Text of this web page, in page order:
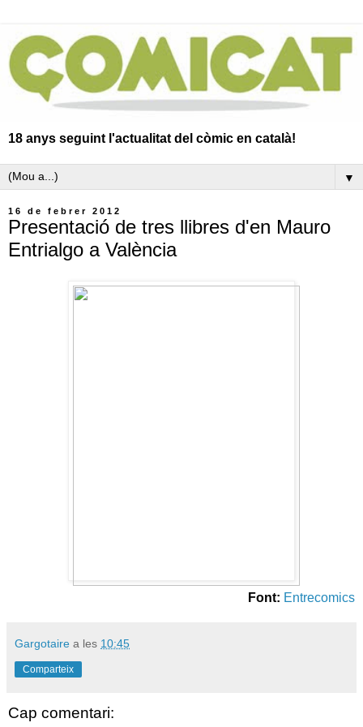
18 anys seguint l'actualitat del còmic en català!
▼
16 de febrer 2012
Presentació de tres llibres d'en Mauro
Entrialgo a València
Font: Entrecomics
Gargotaire a les 10:45
Comparteix
Cap comentari: